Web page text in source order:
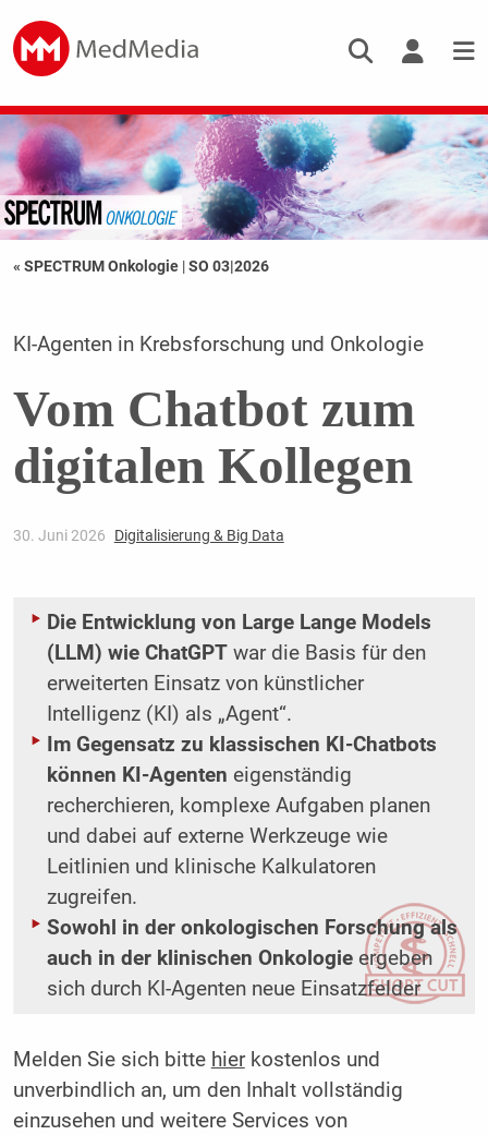
« SPECTRUM Onkologie |SO 03|2026
KI-Agenten in Krebsforschung und Onkologie
Vom Chatbot zum
digitalen Kollegen
30. Juni 2026 Digitalisierung & Big Data
Die Entwicklung von Large Lange Models
(LLM) wie ChatGPTwar die Basis für den
erweiterten Einsatz von künstlicher
Intelligenz (KI) als „Agent“.
Im Gegensatz zu klassischen KI-Chatbots
können KI-Agenten eigenständig
recherchieren, komplexe Aufgaben planen
und dabei auf externe Werkzeuge wie
Leitlinien und klinische Kalkulatoren
zugreifen.
Sowohl in der onkologischen Forschung als
auch in der klinischen Onkologieergeben
sich durch KI-Agenten neue Einsatzfelder
Melden Sie sich bitte hierkostenlos und
unverbindlich an, um den Inhalt vollständig
einzusehen und weitere Services von